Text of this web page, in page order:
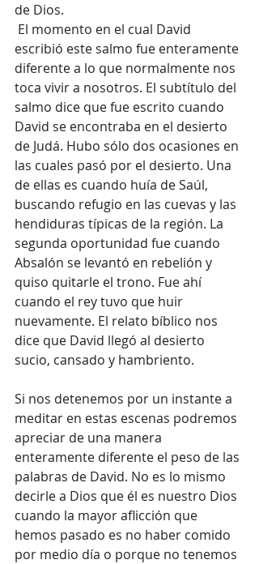
de Dios.
El momento en el cual David
escribió este salmo fue enteramente
diferente a lo que normalmente nos
toca vivir a nosotros. El subtítulo del
salmo dice que fue escrito cuando
David se encontraba en el desierto
de Judá. Hubo sólo dos ocasiones en
las cuales pasó por el desierto. Una
de ellas es cuando huía de Saúl,
buscando refugio en las cuevas y las
hendiduras típicas de la región. La
segunda oportunidad fue cuando
Absalón se levantó en rebelión y
quiso quitarle el trono. Fue ahí
cuando el rey tuvo que huir
nuevamente. El relato bíblico nos
dice que David llegó al desierto
sucio, cansado y hambriento.
Si nos detenemos por un instante a
meditar en estas escenas podremos
apreciar de una manera
enteramente diferente el peso de las
palabras de David. No es lo mismo
decirle a Dios que él es nuestro Dios
cuando la mayor aflicción que
hemos pasado es no haber comido
por medio día o porque no tenemos